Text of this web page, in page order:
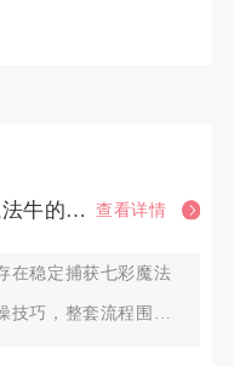
疯狂动物园是否有捕获七彩魔法牛的技巧 查看详情
在稳定捕获七彩魔法
技巧，整套流程围绕